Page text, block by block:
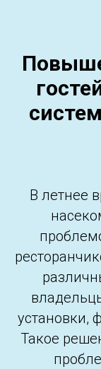
В летнее
установки,
Такое